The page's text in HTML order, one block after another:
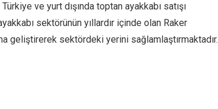
ve yurt dışında toptan ayakkabı satışı
sektörünün yıllardır içinde olan Raker
geliştirerek sektördeki yerini sağlamlaştırmaktadır.